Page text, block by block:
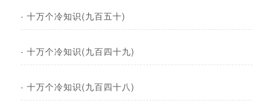
· 十万个冷知识(九百五十)
· 十万个冷知识(九百四十九)
· 十万个冷知识(九百四十八)